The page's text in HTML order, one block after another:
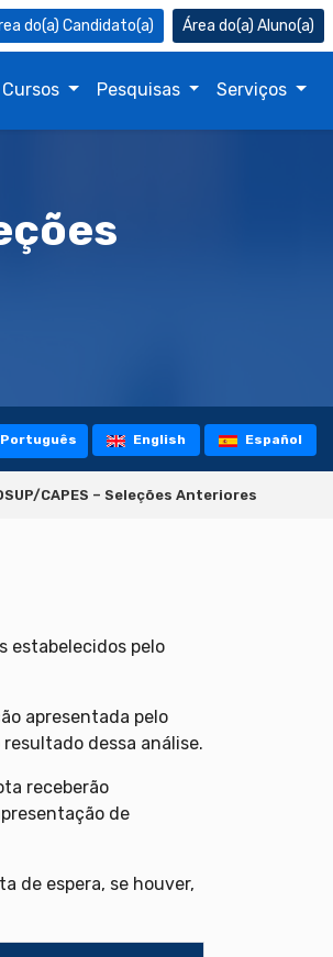
Candidato(a) Aluno(a)
Cursos Pesquisas Serviços
Português English Español
CAPES – Seleções Anteriores
estabelecidos pelo
apresentada pelo
dessa análise.
receberão
de
de espera, se houver,